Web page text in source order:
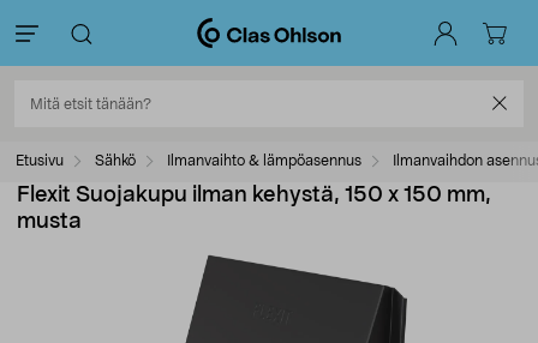
Etusivu Sähkö Ilmanvaihto & lämpöasennus Ilmanvaihdon
Flexit Suojakupu ilman kehystä, 150 x 150 mm,
musta